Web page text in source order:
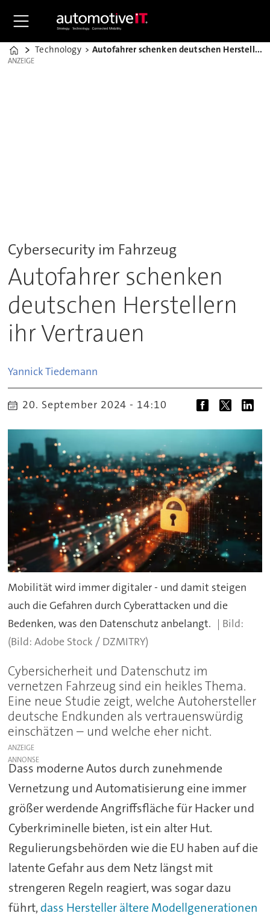
Home
Technology Autofahrer schenken deutschen Herstellern ihr Vertrauen
ANZEIGE
ANZEIGE
Cybersecurity im Fahrzeug
Autofahrer schenken
deutschen Herstellern
ihr Vertrauen
YannickTiedemann
20. September 2024 - 14:10
Mobilität wird immer digitaler - und damit steigen
auch die Gefahren durch Cyberattacken und die
Bedenken, was den Datenschutz anbelangt.
(Bild: Adobe Stock / DZMITRY)
Cybersicherheit und Datenschutz im
vernetzen Fahrzeug sind ein heikles Thema.
Eine neue Studie zeigt, welche Autohersteller
deutsche Endkunden als vertrauenswürdig
einschätzen – und welche eher nicht.
ANZEIGE
Dass moderne Autos durch zunehmende
Vernetzung und Automatisierung eine immer
größer werdende Angriffsfläche für Hacker und
Cyberkriminelle bieten, ist ein alter Hut.
Regulierungsbehörden wie die EU haben auf die
latente Gefahr aus dem Netz längst mit
strengeren Regeln reagiert, was sogar dazu
führt, dass Hersteller ältere Modellgenerationen